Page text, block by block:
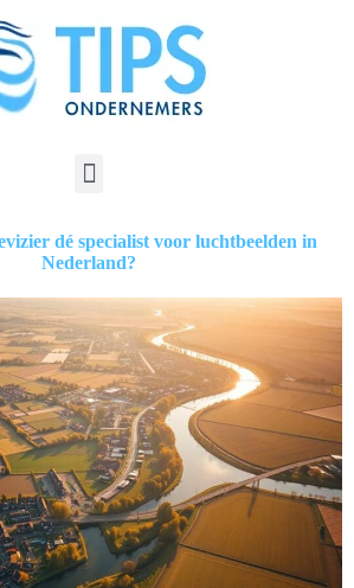
dé specialist voor luchtbeelden in
Nederland?